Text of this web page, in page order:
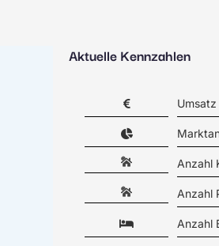
Aktuelle Kennzahlen
Umsatz
Anzahl
Anzahl
Anzahl